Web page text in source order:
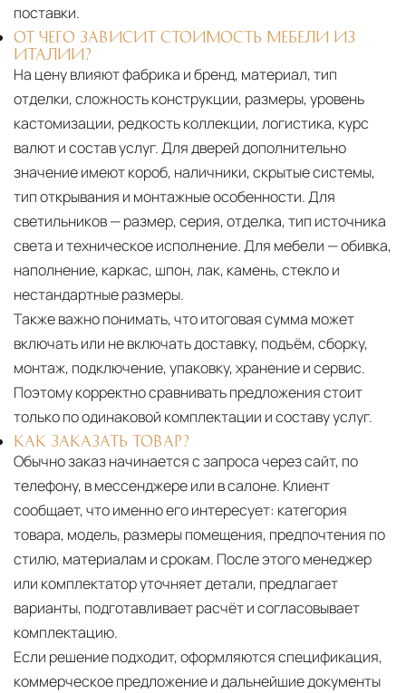
поставки.
ОТ ЧЕГО ЗАВИСИТ СТОИМОСТЬ МЕБЕЛИ ИЗ
ИТАЛИИ?
На цену влияют фабрика и бренд, материал, тип
отделки, сложность конструкции, размеры, уровень
кастомизации, редкость коллекции, логистика, курс
валют и состав услуг. Для дверей дополнительно
значение имеют короб, наличники, скрытые системы,
тип открывания и монтажные особенности. Для
светильников — размер, серия, отделка, тип источника
света и техническое исполнение. Для мебели — обивка,
наполнение, каркас, шпон, лак, камень, стекло и
нестандартные размеры.
Также важно понимать, что итоговая сумма может
включать или не включать доставку, подъём, сборку,
монтаж, подключение, упаковку, хранение и сервис.
Поэтому корректно сравнивать предложения стоит
только по одинаковой комплектации и составу услуг.
КАК ЗАКАЗАТЬ ТОВАР?
Обычно заказ начинается с запроса через сайт, по
телефону, в мессенджере или в салоне. Клиент
сообщает, что именно его интересует: категория
товара, модель, размеры помещения, предпочтения по
стилю, материалам и срокам. После этого менеджер
или комплектатор уточняет детали, предлагает
варианты, подготавливает расчёт и согласовывает
комплектацию.
Если решение подходит, оформляются спецификация,
коммерческое предложение и дальнейшие документы